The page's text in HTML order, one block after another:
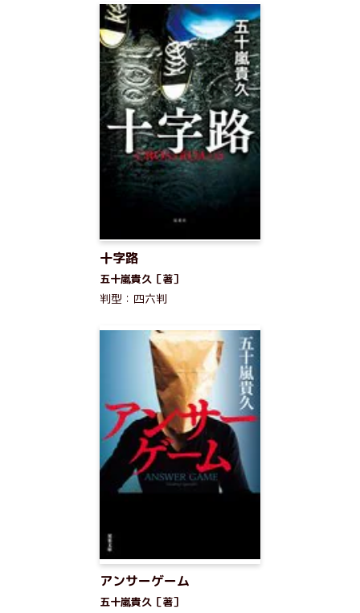
十字路
五十嵐貴久［著］
判型：四六判
アンサーゲーム
五十嵐貴久［著］